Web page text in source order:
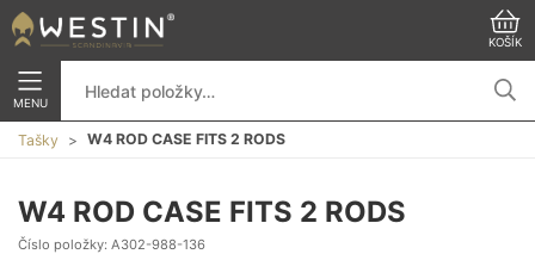
KOŠÍK
MENU
Tašky W4 ROD CASE FITS 2 RODS
W4 ROD CASE FITS 2 RODS
Číslo položky: A302-988-136